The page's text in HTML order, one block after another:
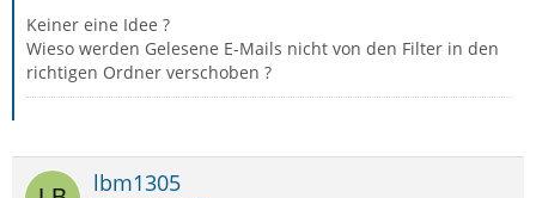
Keiner eine Idee ?
Wieso werden Gelesene E-Mails nicht von den Filter in den
richtigen Ordner verschoben ?
lbm1305